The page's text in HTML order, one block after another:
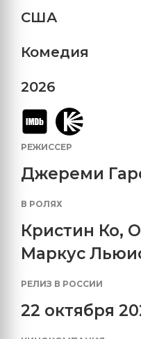
США
Комедия
2026
РЕЖИССЕР
Джереми
В РОЛЯХ
Кристин Ко,
Маркус
РЕЛИЗ В РОССИИ
22 октября